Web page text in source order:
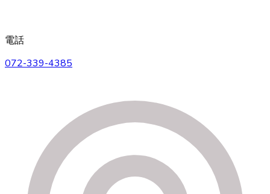
電話
072-339-4385